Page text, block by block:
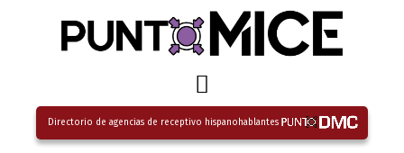
Directorio de agencias de receptivo hispanohablantes